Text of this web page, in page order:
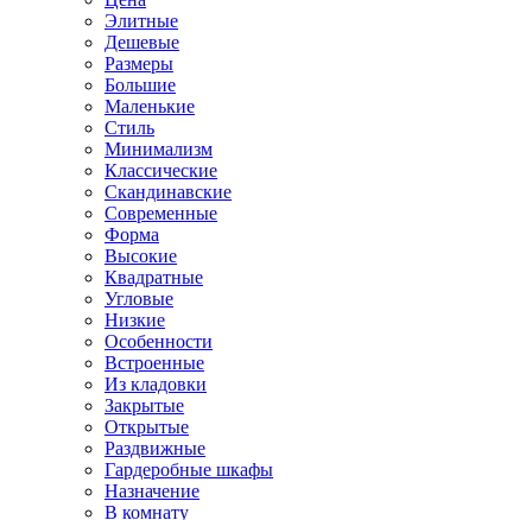
Элитные
Дешевые
Размеры
Большие
Маленькие
Стиль
Минимализм
Классические
Скандинавские
Современные
Форма
Высокие
Квадратные
Угловые
Низкие
Особенности
Встроенные
Из кладовки
Закрытые
Открытые
Раздвижные
Гардеробные шкафы
Назначение
В комнату